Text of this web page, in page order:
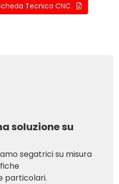
Tecnica CNC
soluzione su
segatrici su misura
particolari.